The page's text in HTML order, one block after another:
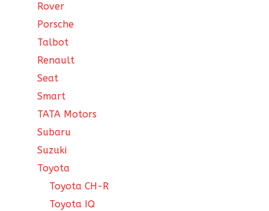
Rover
Porsche
Talbot
Renault
Seat
Smart
TATA Motors
Subaru
Suzuki
Toyota
Toyota CH-R
Toyota IQ